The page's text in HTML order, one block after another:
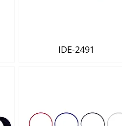
Vista rápida
IDE-2491